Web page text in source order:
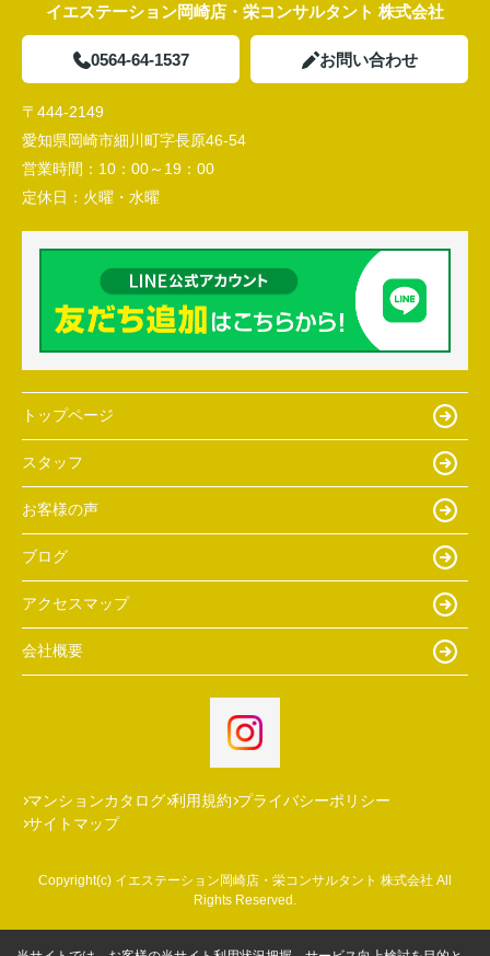
イエステーション岡崎店・栄コンサルタント 株式会社
0564-64-1537 お問い合わせ
〒444-2149
愛知県岡崎市細川町字長原46-54
営業時間： 10：00～19：00
定休日： 火曜・水曜
トップページ
スタッフ
お客様の声
ブログ
アクセスマップ
会社概要
マンションカタログ 利用規約 プライバシーポリシー
サイトマップ
Copyright(c) イエステーション岡崎店・栄コンサルタント 株式会社 All
Rights Reserved.